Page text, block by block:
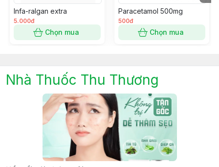
Infa-ralgan extra
5.000đ
Chọn mua
Paracetamol 500mg
500đ
Chọn mua
Nhà Thuốc Thu Thương